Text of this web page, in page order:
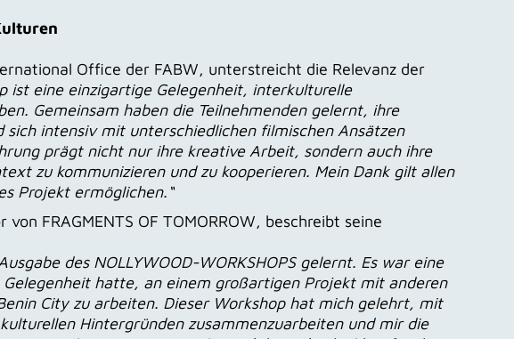
Office der FABW, unterstreicht die Relevanz der
ist eine einzigartige Gelegenheit, interkulturelle
Gemeinsam haben die Teilnehmenden gelernt, ihre
intensiv mit unterschiedlichen filmischen Ansätzen
prägt nicht nur ihre kreative Arbeit, sondern auch ihre
zu kommunizieren und zu kooperieren. Mein Dank gilt allen
Projekt ermöglichen.“
von FRAGMENTS OF TOMORROW, beschreibt seine
des NOLLYWOOD-WORKSHOPS gelernt. Es war eine
hatte, an einem großartigen Projekt mit anderen
City zu arbeiten. Dieser Workshop hat mich gelehrt, mit
Hintergründen zusammenzuarbeiten und mir die